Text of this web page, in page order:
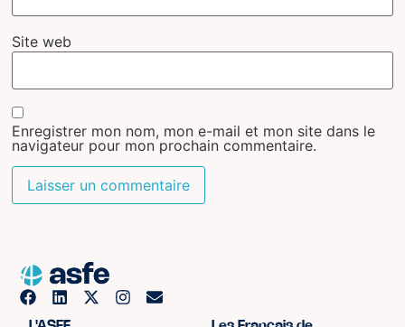
Site web
Enregistrer mon nom, mon e-mail et mon site dans le
navigateur pour mon prochain commentaire.